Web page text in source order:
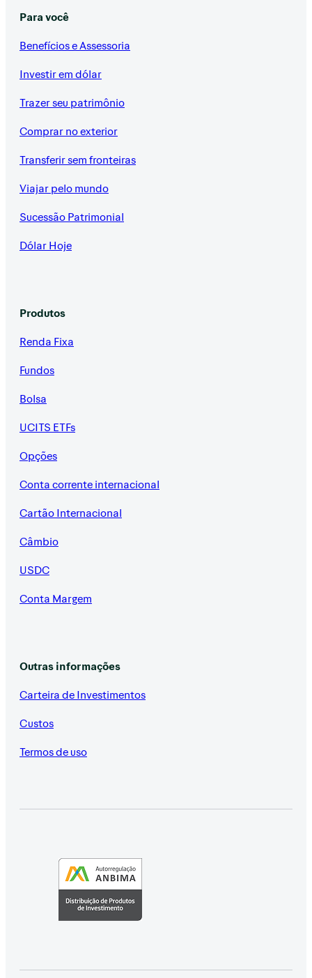
Para você
Benefícios e Assessoria
Investir em dólar
Trazer seu patrimônio
Comprar no exterior
Transferir sem fronteiras
Viajar pelo mundo
Sucessão Patrimonial
Dólar Hoje
Produtos
Renda Fixa
Fundos
Bolsa
UCITS ETFs
Opções
Conta corrente internacional
Cartão Internacional
Câmbio
USDC
Conta Margem
Outras informações
Carteira de Investimentos
Custos
Termos de uso